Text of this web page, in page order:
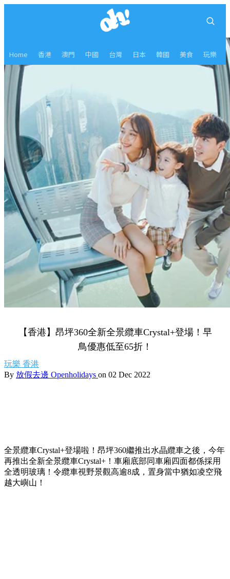
Home 香港 澳門 中國 台灣 日本 韓國 美食 玩樂
【香港】昂坪360全新全景纜車Crystal+登場！早
鳥優惠低至65折！
玩樂 香港
By 放假去邊 Openholidays on 02 Dec 2022
全景纜車Crystal+登場啦！昂坪360繼推出水晶纜車之後，今年
再推出全新全景纜車Crystal+！車廂底部同車廂四面都係採用
全透明玻璃！令纜車視野景觀高逾8成，置身當中猶如凌空飛
越大嶼山！